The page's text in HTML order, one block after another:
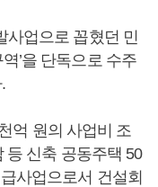
사업으로 꼽혔던 민
’을 단독으로 수주
억 원의 사업비 조
등 신축 공동주택 50
사업으로서 건설회